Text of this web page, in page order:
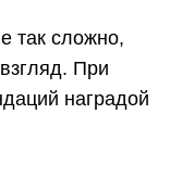
так сложно,
При
наградой